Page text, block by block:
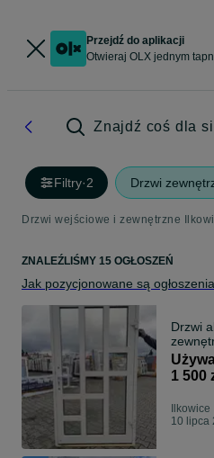
Przejdź do aplikacji
Otwieraj OLX jednym
Znajdź coś dla
Filtry·2 Drzwi
Drzwi wejściowe i zewnętrzne
ZNALEŹLIŚMY 15 OGŁOSZEŃ
Jak pozycjonowane są
Drzwi
1 500
Ilkowice
10 lipca